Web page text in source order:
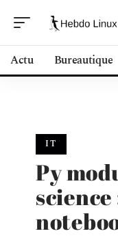
Actu Bureautique
IT
Py